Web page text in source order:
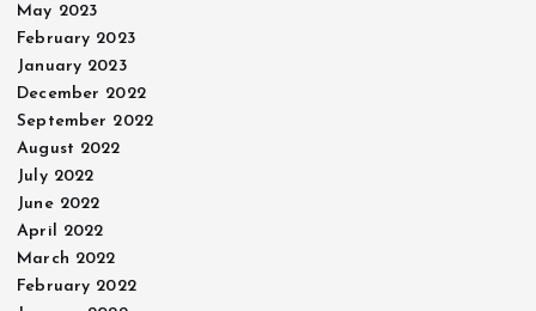
May 2023
February 2023
January 2023
December 2022
September 2022
August 2022
July 2022
June 2022
April 2022
March 2022
February 2022